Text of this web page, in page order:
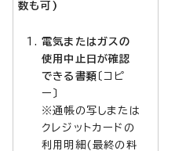
数も可)
電気またはガスの
使用中止日が確認
できる書類 〔コピ
ー〕
※通帳の写しまたは
クレジットカードの
利用明細(最終の料